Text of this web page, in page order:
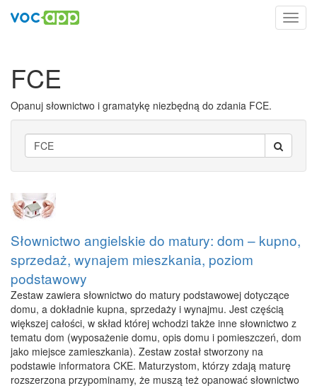
FCE
Opanuj słownictwo i gramatykę niezbędną do zdania FCE.
Słownictwo angielskie do matury: dom – kupno,
sprzedaż, wynajem mieszkania, poziom
podstawowy
Zestaw zawiera słownictwo do matury podstawowej dotyczące
domu, a dokładnie kupna, sprzedaży i wynajmu. Jest częścią
większej całości, w skład której wchodzi także inne słownictwo z
tematu dom (wyposażenie domu, opis domu i pomieszczeń, dom
jako miejsce zamieszkania). Zestaw został stworzony na
podstawie informatora CKE. Maturzystom, którzy zdają maturę
rozszerzona przypominamy, że muszą też opanować słownictwo